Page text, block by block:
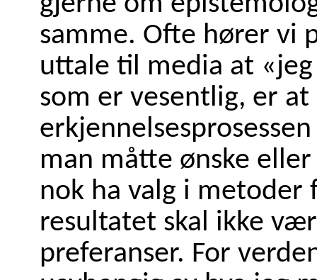
samme. Ofte hører vi
uttale til media at
som er vesentlig, er
man måtte ønske
nok ha valg i metoder
resultatet skal ikke
preferanser. For